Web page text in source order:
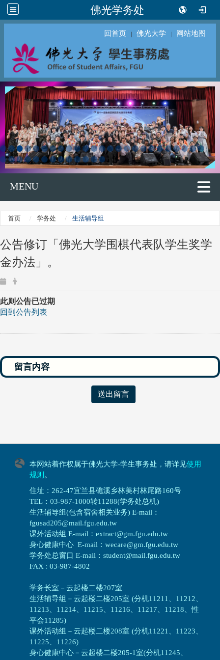
佛光学务处
回首页 ｜ 佛光大学 ｜ 网站地图
MENU
首页 学务处 生活辅导组
公告修订「佛光大学围棋代表队学生奖学
金办法」。
此则公告已过期
回到公告列表
送出留言
本网站着作权属于佛光大学-学生事务处，请详见使用
规则 。
住址：262-47宜兰县礁溪乡林美村林尾路160号
TEL：03-987-1000转11288(学务处总机)
生活辅导组(包含宿舍相关业务) E-mail：
fgusad205@mail.fgu.edu.tw
课外活动组 E-mail：extract@gm.fgu.edu.tw
身心健康中心 E-mail：wecare@gm.fgu.edu.tw
学务处总窗口 E-mail：student@mail.fgu.edu.tw
FAX : 03-987-4802
学务长室－云起楼二楼207室
生活辅导组 － 云起楼二楼205室 (分机11211、11212、
11213、11214、11215、11216、11217、11218、性
平会11285)
课外活动组 － 云起楼二楼208室 (分机11221、11223、
11225、11226)
身心健康中心 － 云起楼二楼205-1室(分机11245、